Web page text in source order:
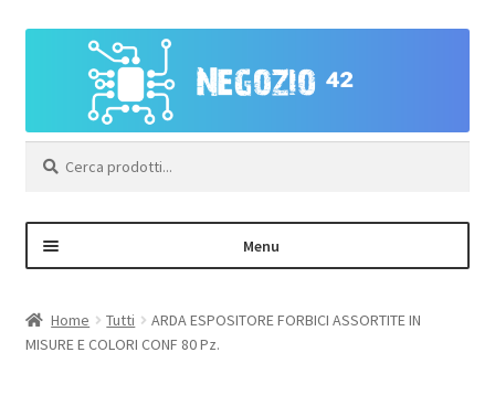
navigazione
contenuto
Menu
Home Tutti
ARDA ESPOSITORE FORBICI ASSORTITE IN
MISURE E COLORI CONF 80 Pz.